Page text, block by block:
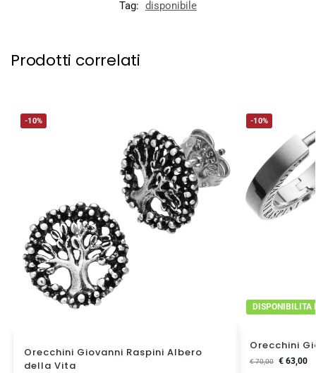
Tag: disponibile
Prodotti correlati
-10%
Orecchini Giovanni Raspini Albero
della Vita
-10%
DISPONIBILITA
Orecchini
€70,00 €63,00